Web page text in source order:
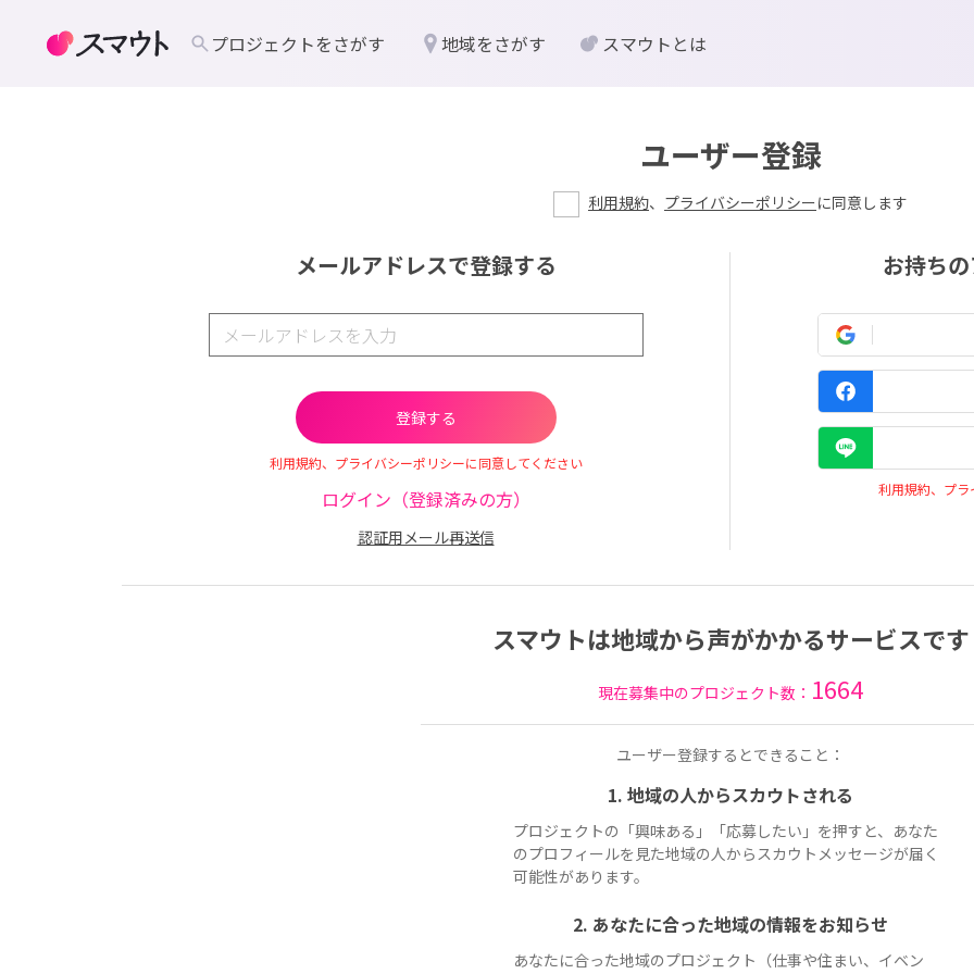
ユーザー登録
利用規約、 プライバシーポリシーに同意します
メールアドレスで登録する
利用規約、プライバシーポリシーに同意してください
ログイン（登録済みの方）
認証用メール再送信
お持ち
利用規約、プ
スマウトは地域から声がかかるサービスです
現在募集中のプロジェクト数： 1664
ユーザー登録するとできること：
1. 地域の人からスカウトされる
プロジェクトの「興味ある」「応募したい」を押すと、あなた
のプロフィールを見た地域の人からスカウトメッセージが届く
可能性があります。
2. あなたに合った地域の情報をお知らせ
あなたに合った地域のプロジェクト（仕事や住まい、イベン
プロジェクトをさがす 地域をさがす スマウトとは